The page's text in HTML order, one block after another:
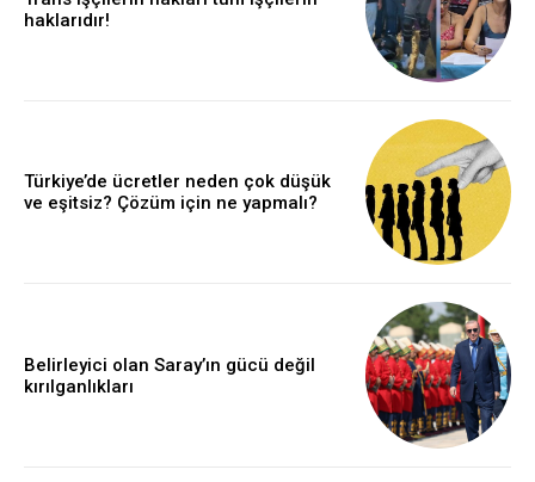
haklarıdır!
Türkiye’de ücretler neden çok düşük
ve eşitsiz? Çözüm için ne yapmalı?
Belirleyici olan Saray’ın gücü değil
kırılganlıkları